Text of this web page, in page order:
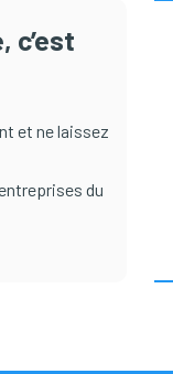
c’est
et ne laissez
du